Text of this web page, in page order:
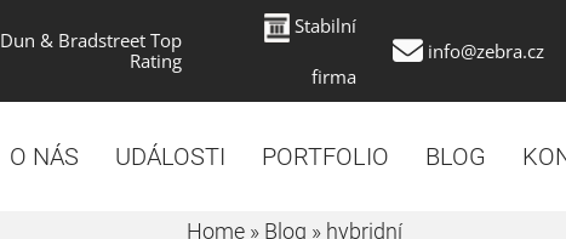
Dun & Bradstreet Top
Rating
Stabilní
firma
info@zebra.cz
O NÁS UDÁLOSTI PORTFOLIO BLOG
Home » Blog » hybridní